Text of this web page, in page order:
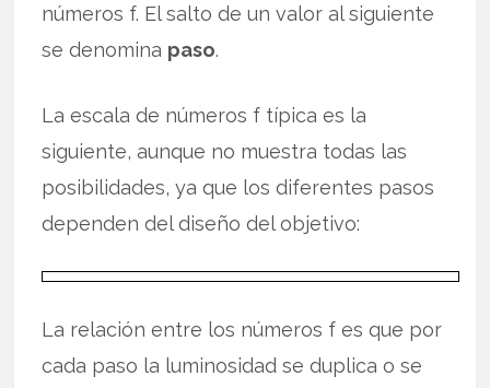
números f. El salto de un valor al siguiente
se denomina paso.
La escala de números f típica es la
siguiente, aunque no muestra todas las
posibilidades, ya que los diferentes pasos
dependen del diseño del objetivo:
La relación entre los números f es que por
cada paso la luminosidad se duplica o se